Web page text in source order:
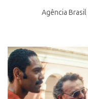
Agência Brasil